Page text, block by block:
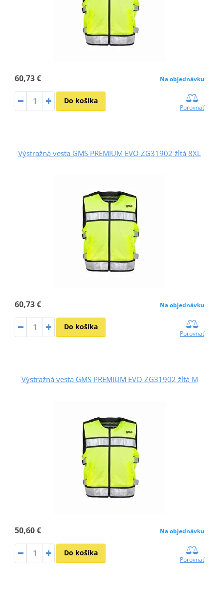
60,73 € Na objednávku
Do košíka
Porovnať
Výstražná vesta GMS PREMIUM EVO ZG31902 žltá 8XL
60,73 € Na objednávku
Do košíka
Porovnať
Výstražná vesta GMS PREMIUM EVO ZG31902 žltá M
50,60 € Na objednávku
Do košíka
Porovnať